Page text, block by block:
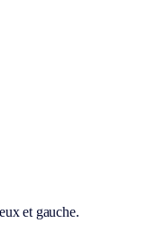
et gauche.